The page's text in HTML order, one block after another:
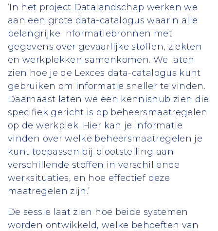
‘In het project Datalandschap werken we
aan een grote data-catalogus waarin alle
belangrijke informatiebronnen met
gegevens over gevaarlijke stoffen, ziekten
en werkplekken samenkomen. We laten
zien hoe je de Lexces data-catalogus kunt
gebruiken om informatie sneller te vinden.
Daarnaast laten we een kennishub zien die
specifiek gericht is op beheersmaatregelen
op de werkplek. Hier kan je informatie
vinden over welke beheersmaatregelen je
kunt toepassen bij blootstelling aan
verschillende stoffen in verschillende
werksituaties, en hoe effectief deze
maatregelen zijn.’
De sessie laat zien hoe beide systemen
worden ontwikkeld, welke behoeften van